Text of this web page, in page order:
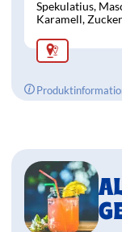
Spekulatius
Karamell Zucker